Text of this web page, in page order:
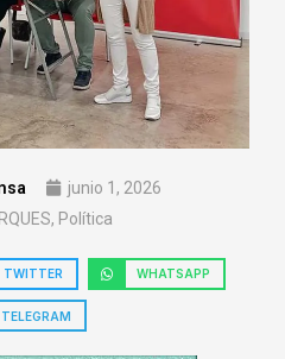
junio 1, 2026
, Política
TWITTER WHATSAPP
TELEGRAM